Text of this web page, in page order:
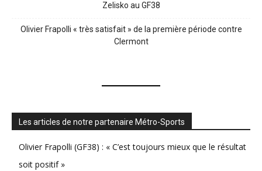
Zelisko au GF38
Olivier Frapolli « très satisfait » de la première période contre
Clermont
Les articles de notre partenaire Métro-Sports
Olivier Frapolli (GF38) : « C’est toujours mieux que le résultat
soit positif »